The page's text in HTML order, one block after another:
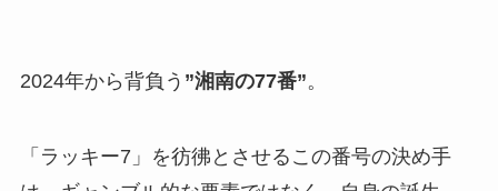
2024年から背負う ”湘南の77番”。
「ラッキー7」を彷彿とさせるこの番号の決め手